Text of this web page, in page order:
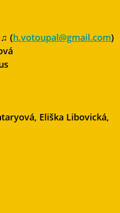
(h.votoupal@gmail.com)
Eliška Libovická,